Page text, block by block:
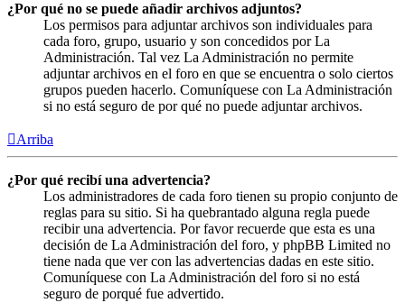
¿Por qué no se puede añadir archivos adjuntos?
Los permisos para adjuntar archivos son individuales para
cada foro, grupo, usuario y son concedidos por La
Administración. Tal vez La Administración no permite
adjuntar archivos en el foro en que se encuentra o solo ciertos
grupos pueden hacerlo. Comuníquese con La Administración
si no está seguro de por qué no puede adjuntar archivos.
Arriba
¿Por qué recibí una advertencia?
Los administradores de cada foro tienen su propio conjunto de
reglas para su sitio. Si ha quebrantado alguna regla puede
recibir una advertencia. Por favor recuerde que esta es una
decisión de La Administración del foro, y phpBB Limited no
tiene nada que ver con las advertencias dadas en este sitio.
Comuníquese con La Administración del foro si no está
seguro de porqué fue advertido.